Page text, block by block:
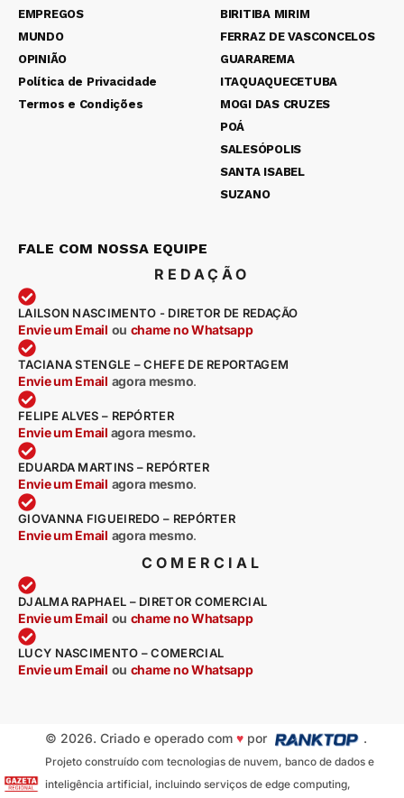
EMPREGOS
MUNDO
OPINIÃO
Política de Privacidade
Termos e Condições
BIRITIBA MIRIM
FERRAZ DE VASCONCELOS
GUARAREMA
ITAQUAQUECETUBA
MOGI DAS CRUZES
POÁ
SALESÓPOLIS
SANTA ISABEL
SUZANO
FALE COM NOSSA EQUIPE
REDAÇÃO
LAILSON NASCIMENTO - DIRETOR DE REDAÇÃO
Envie um Email ou chame no Whatsapp
TACIANA STENGLE – CHEFE DE REPORTAGEM
Envie um Email agora mesmo.
FELIPE ALVES – REPÓRTER
Envie um Email agora mesmo.
EDUARDA MARTINS – REPÓRTER
Envie um Email agora mesmo.
GIOVANNA FIGUEIREDO – REPÓRTER
Envie um Email agora mesmo.
COMERCIAL
DJALMA RAPHAEL – DIRETOR COMERCIAL
Envie um Email ou chame no Whatsapp
LUCY NASCIMENTO – COMERCIAL
Envie um Email ou chame no Whatsapp
© 2026. Criado e operado com ♥por .
Projeto construído com tecnologias de nuvem, banco de dados e
inteligência artificial, incluindo serviços de edge computing,